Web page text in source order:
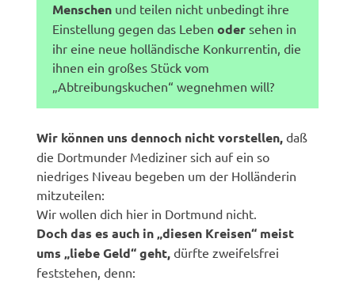
Menschen und teilen nicht unbedingt ihre
Einstellung gegen das Lebenoder sehen in
ihr eine neue holländische Konkurrentin, die
ihnen ein großes Stück vom
„Abtreibungskuchen“ wegnehmen will?
Wir können uns dennoch nicht vorstellen, daß
die Dortmunder Mediziner sich auf ein so
niedriges Niveau begeben um der Holländerin
mitzuteilen:
Wir wollen dich hier in Dortmund nicht.
Doch das es auch in „diesen Kreisen“ meist
ums „liebe Geld“ geht, dürfte zweifelsfrei
feststehen, denn: